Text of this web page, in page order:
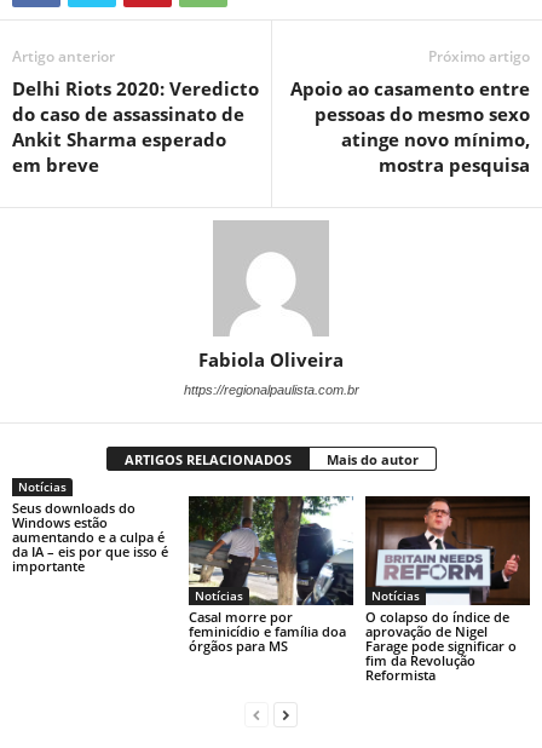
Artigo anterior
Delhi Riots 2020: Veredicto
do caso de assassinato de
Ankit Sharma esperado
em breve
Próximo artigo
Apoio ao casamento entre
pessoas do mesmo sexo
atinge novo mínimo,
mostra pesquisa
Fabiola Oliveira
https://regionalpaulista.com.br
ARTIGOS RELACIONADOS Mais do autor
Notícias
Seus downloads do
Windows estão
aumentando e a culpa é
da IA ​​– eis por que isso é
importante
Notícias
Casal morre por
feminicídio e família doa
órgãos para MS
Notícias
O colapso do índice de
aprovação de Nigel
Farage pode significar o
fim da Revolução
Reformista